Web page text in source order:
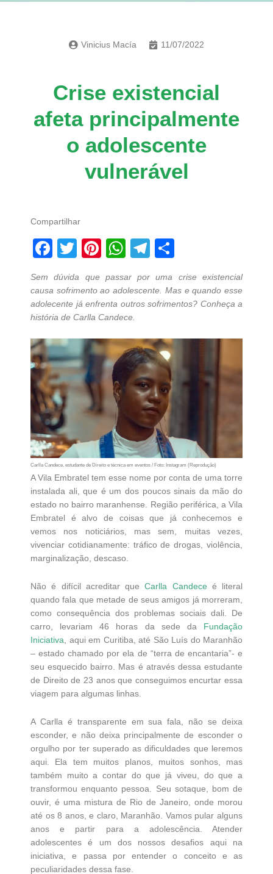
Vinicius Macía 11/07/2022
Crise existencial
afeta principalmente
o adolescente
vulnerável
Compartilhar
Facebook
Twitter
Pinterest
WhatsApp
Telegram
Sem dúvida que passar por uma crise existencial
causa sofrimento ao adolescente. Mas e quando esse
adolecente já enfrenta outros sofrimentos? Conheça a
história de Carlla Candece.
Carlla Candece, estudante de Direito e técnica em eventos / Foto: Instagram (Reprodução)
A Vila Embratel tem esse nome por conta de uma torre
instalada ali, que é um dos poucos sinais da mão do
estado no bairro maranhense. Região periférica, a Vila
Embratel é alvo de coisas que já conhecemos e
vemos nos noticiários, mas sem, muitas vezes,
vivenciar cotidianamente: tráfico de drogas, violência,
marginalização, descaso.
Não é difícil acreditar queCarlla Candeceé literal
quando fala que metade de seus amigos já morreram,
como consequência dos problemas sociais dali. De
carro, levariam 46 horas da sede da
Fundação
Iniciativa, aqui em Curitiba, até São Luís do Maranhão
– estado chamado por ela de “terra de encantaria”- e
seu esquecido bairro. Mas é através dessa estudante
de Direito de 23 anos que conseguimos encurtar essa
viagem para algumas linhas.
A Carlla é transparente em sua fala, não se deixa
esconder, e não deixa principalmente de esconder o
orgulho por ter superado as dificuldades que leremos
aqui. Ela tem muitos planos, muitos sonhos, mas
também muito a contar do que já viveu, do que a
transformou enquanto pessoa. Seu sotaque, bom de
ouvir, é uma mistura de Rio de Janeiro, onde morou
até os 8 anos, e claro, Maranhão. Vamos pular alguns
anos e partir para a adolescência. Atender
adolescentes é um dos nossos desafios aqui na
iniciativa, e passa por entender o conceito e as
peculiaridades dessa fase.